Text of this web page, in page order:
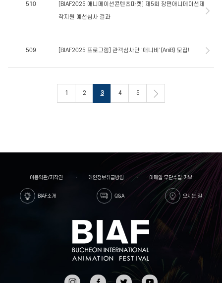
510
[BIAF2025 애니메이션콘텐츠마켓] 제5회 장편애니메이션제
작지원 예선심사 결과
509 [BIAF2025 프로그램] 관객심사단 '애니비'(AniB) 모집!
1 2 3 4 5
이용약관/저작권 개인정보취급방침 이메일 무단수집 거부
BIAF소개 Q&A 오시는 길
인스타
페이스
트위터 유튜브